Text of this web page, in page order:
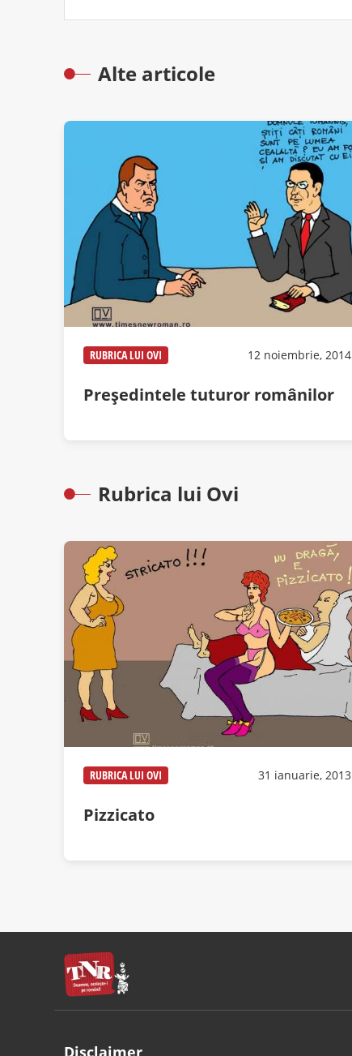
Alte articole
RUBRICA LUI OVI 12 noiembrie, 2014
Preşedintele tuturor românilor
Rubrica lui Ovi
RUBRICA LUI OVI 31 ianuarie, 2013
Pizzicato
Disclaimer